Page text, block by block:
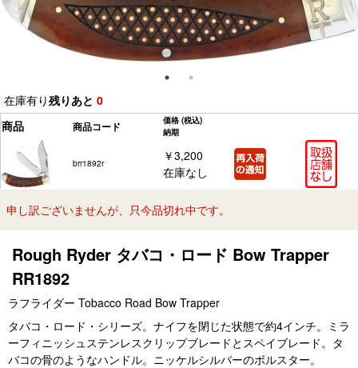
在庫有り残りあと 0
商品
商品コード 価格 (税込)
納期
brr1892r
￥3,200
在庫なし
申し訳ございませんが、只今品切れ中です。
Rough Ryder タバコ・ロード Bow Trapper
RR1892
ラフライダー Tobacco Road Bow Trapper
タバコ・ロード・シリーズ。ナイフを閉じた状態で約4インチ。ミラ
ーフィニッシュステンレスクリップブレードとスペイブレード。タ
バコの骨のようなハンドル。ニッケルシルバーのボルスター。